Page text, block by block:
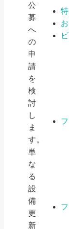
公
募
へ
の
申
請
を
検
討
し
ま
す。
単
な
る
設
備
更
新